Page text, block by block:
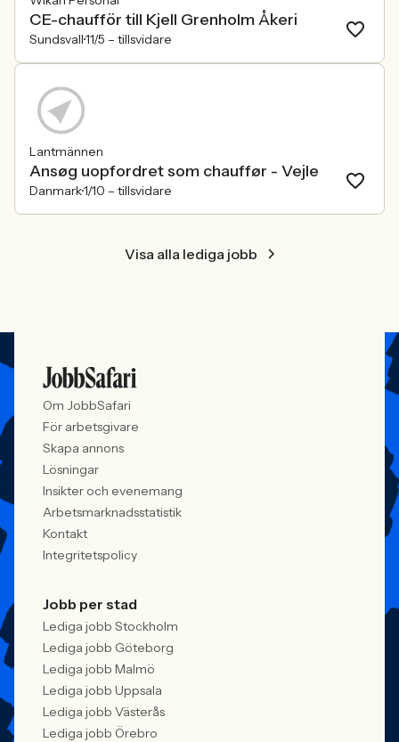
CE-chaufför till Kjell Grenholm Åkeri
Sundsvall11/5 – tillsvidare
Lantmännen
Ansøg uopfordret som chauffør - Vejle
Danmark1/10 – tillsvidare
Visa alla lediga jobb
Om JobbSafari
För arbetsgivare
Skapa annons
Lösningar
Insikter och evenemang
Arbetsmarknadsstatistik
Kontakt
Integritetspolicy
Jobb per stad
Lediga jobb Stockholm
Lediga jobb Göteborg
Lediga jobb Malmö
Lediga jobb Uppsala
Lediga jobb Västerås
Lediga jobb Örebro